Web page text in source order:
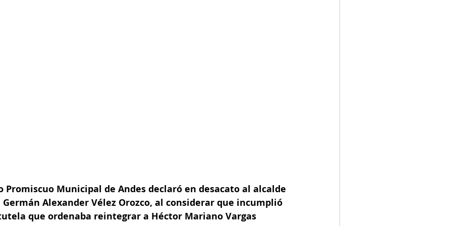
Promiscuo Municipal de Andes declaró en desacato al alcalde
Alexander Vélez Orozco, al considerar que incumplió
que ordenaba reintegrar a Héctor Mariano Vargas